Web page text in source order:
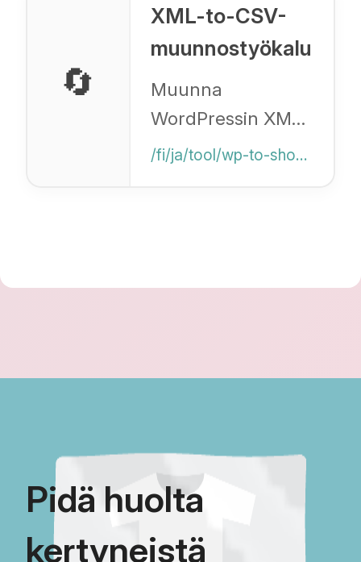
tiedostokokorajoitukset
tulevat vastaan.
🔄
XML-to-CSV-
muunnostyökalu
Muunna
WordPressin XML
Shopify-
muokata tietoja
/fi/ja/tool/wp-to-shopify
Pidä huolta
kertyneistä